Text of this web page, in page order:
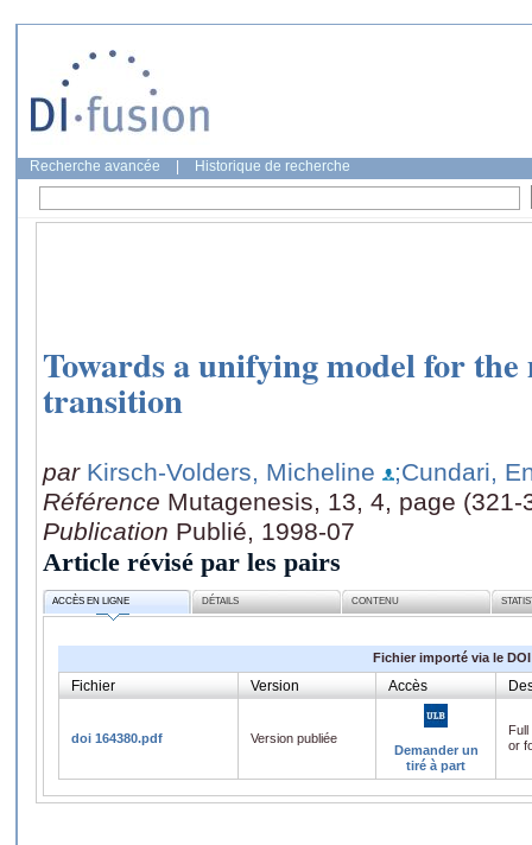
Recherche avancée Historique de recherche
Towards a unifying model for the
transition
par Kirsch-Volders, Micheline
;Cundari,
Référence Mutagenesis, 13, 4, page (321-
Publication Publié, 1998-07
Article révisé par les pairs
ACCÈS EN LIGNE DÉTAILS CONTENU
Fichier importé via le DOI
Fichier Version Accès
doi 164380.pdf
Version publiée
Demander un
tiré à part
or